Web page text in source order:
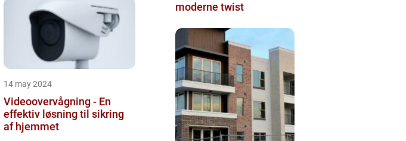
14 may 2024
Videoovervågning - En
effektiv løsning til sikring
af hjemmet
moderne twist